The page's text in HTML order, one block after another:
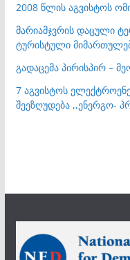
2008 წლის აგვისტოს
მარიამჯვრის დაცული
ტურისტული
გადაცემა პირისპირ –
7 აგვისტოს
შეეზღუდება ,,ენერგო-